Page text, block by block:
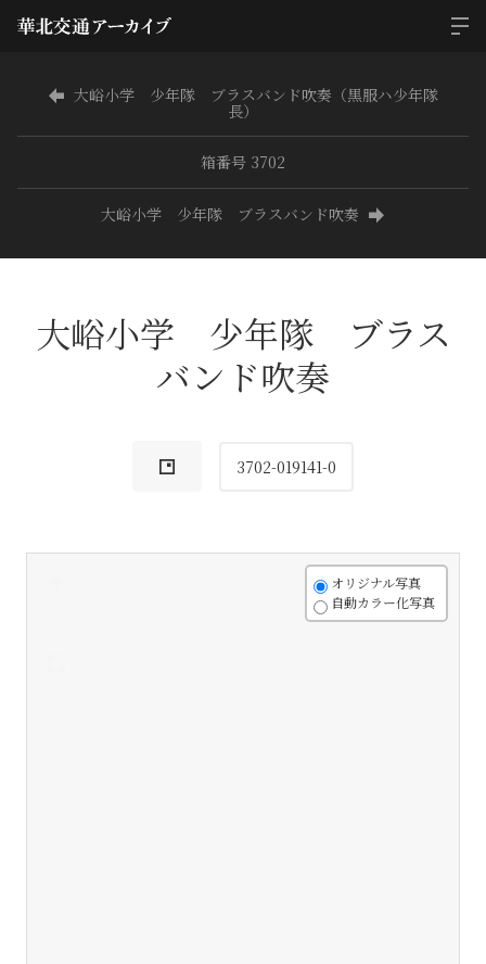
大峪小学 少年隊 ブラスバンド吹奏（黒服ハ少年隊
長）
箱番号 3702
大峪小学 少年隊 ブラスバンド吹奏
大峪小学 少年隊 ブラス
バンド吹奏
3702-019141-0
オリジナル写真
自動カラー化写真